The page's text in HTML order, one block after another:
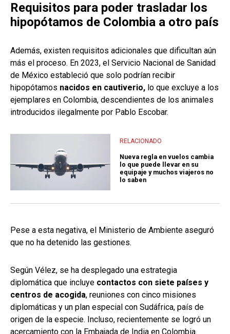
Requisitos para poder trasladar los
hipopótamos de Colombia a otro país
Además, existen requisitos adicionales que dificultan aún
más el proceso. En 2023, el Servicio Nacional de Sanidad
de México estableció que solo podrían recibir
hipopótamos nacidos en cautiverio, lo que excluye a los
ejemplares en Colombia, descendientes de los animales
introducidos ilegalmente por Pablo Escobar.
RELACIONADO
Nueva regla en vuelos cambia
lo que puede llevar en su
equipaje y muchos viajeros no
lo saben
Pese a esta negativa, el Ministerio de Ambiente aseguró
que no ha detenido las gestiones.
Según Vélez, se ha desplegado una estrategia
diplomática que incluye contactos con siete países y
centros de acogida, reuniones con cinco misiones
diplomáticas y un plan especial con Sudáfrica, país de
origen de la especie. Incluso, recientemente se logró un
acercamiento con la Embajada de India en Colombia.